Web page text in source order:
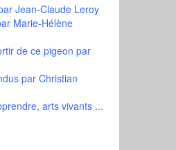
Jean-Claude Leroy
Marie-Hélène
de ce pigeon par
par Christian
arts vivants ...